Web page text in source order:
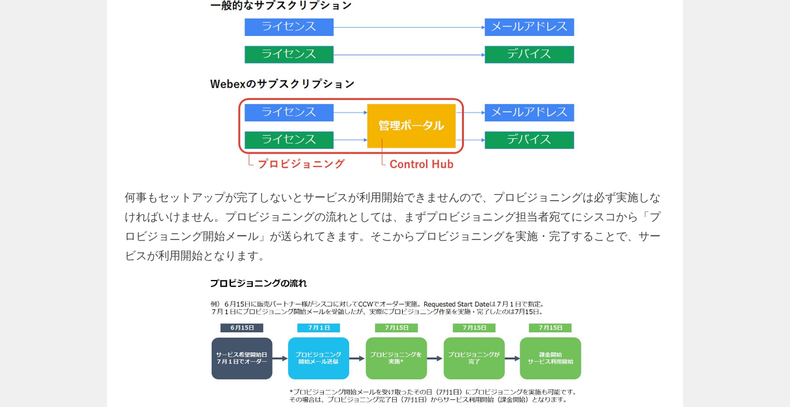
何事もセットアップが完了しないとサービスが利用開始できませんので、プロビジョニングは必ず実施しな
ければいけません。プロビジョニングの流れとしては、まずプロビジョニング担当者宛てにシスコから「プ
ロビジョニング開始メール」が送られてきます。そこからプロビジョニングを実施・完了することで、サー
ビスが利用開始となります。